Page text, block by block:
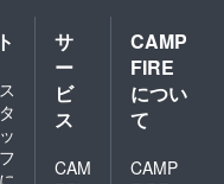
案内な
どをご
提供い
たしま
す。
【支援
者の方
願い】
さい。
●このリ
ターン
を選択
された
場合、
謎解き
イベン
毒・手
洗い
等）は
駅社員
の指示
に従っ
ていた
従って
あれば
参加を
お断り
しま
す。 ・
参加者
の方の
前・ご
ス
タ
ッ
フ
サ
ー
ビ
ス
CAM
CAMP
FIRE
につい
て
CAMP